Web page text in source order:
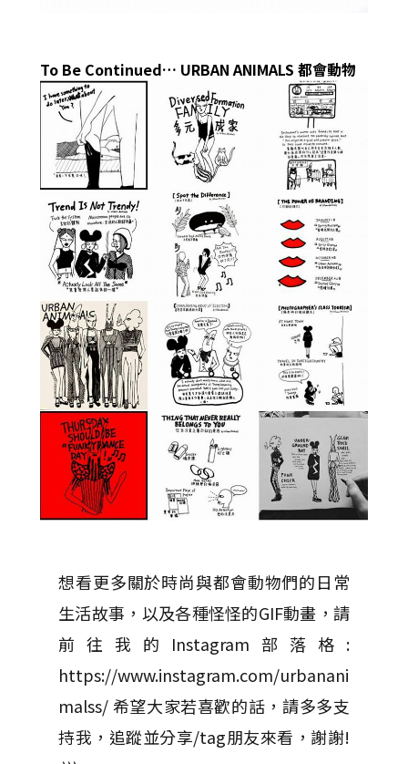
To Be Continued… URBAN ANIMALS 都會動物
想看更多關於時尚與都會動物們的日常
生活故事，以及各種怪怪的GIF動畫，請
前往我的Instagram部落格:
https://www.instagram.com/urbanani
malss/ 希望大家若喜歡的話，請多多支
持我，追蹤並分享/tag朋友來看，謝謝!